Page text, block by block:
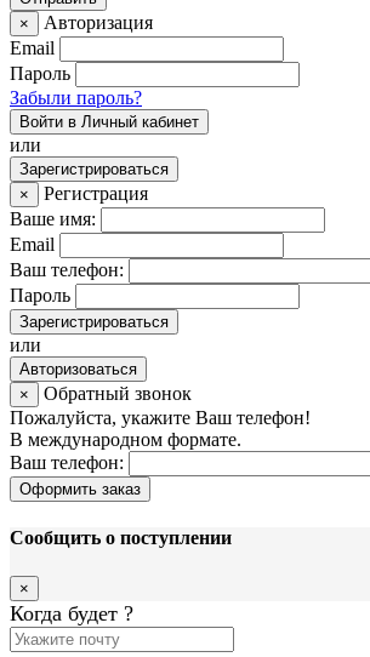
×
Авторизация
Email
Пароль
Забыли пароль?
Войти в Личный кабинет
или
Зарегистрироваться
×
Регистрация
Ваше имя:
Email
Ваш телефон:
Пароль
Зарегистрироваться
или
Авторизоваться
×
Обратный звонок
Пожалуйста, укажите Ваш телефон!
В международном формате.
Ваш телефон:
Оформить заказ
Сообщить о поступлении
×
Когда будет ?